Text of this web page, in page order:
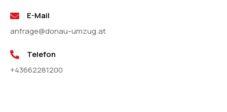
E-Mail
anfrage@donau-umzug.at
Telefon
+43662281200